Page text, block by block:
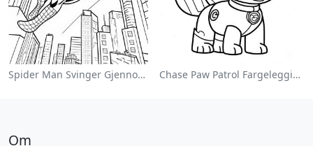
Spider Man Svinger Gjennom Byen Fargeleggingsside Chase Paw Patrol Fargeleggingsside
Om